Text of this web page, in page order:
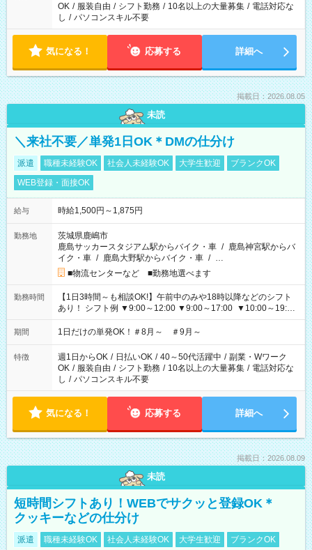
OK / 服装自由 / シフト勤務 / 10名以上の大量募集 / 電話対応な
し / パソコンスキル不要
気になる！ 応募する 詳細へ
掲載日：2026.08.05
未読
＼来社不要／単発1日OK＊DMの仕分け
派遣 職種未経験OK 社会人未経験OK 大学生歓迎
ブランクOK
WEB登録・面接OK
給与 時給1,500円～1,875円
勤務地
茨城県鹿嶋市
鹿島サッカースタジアム駅からバイク・車 / 鹿島神宮駅からバ
イク・車 / 鹿島大野駅からバイク・車 / …
■物流センターなど ■勤務地選べます
勤務時間
【1日3時間～も相談OK!】午前中のみや18時以降などのシフト
あり！ シフト例 ▼9:00～12:00 ▼9:00～17:00 ▼10:00～19:00
▼18:00～21:00
期間 1日だけの単発OK！＃8月～ ＃9月～
特徴 週1日からOK / 日払いOK / 40～50代活躍中 / 副業・Wワーク
OK / 服装自由 / シフト勤務 / 10名以上の大量募集 / 電話対応な
し / パソコンスキル不要
気になる！ 応募する 詳細へ
掲載日：2026.08.09
未読
短時間シフトあり！WEBでサクッと登録OK＊
クッキーなどの仕分け
派遣 職種未経験OK 社会人未経験OK 大学生歓迎 ブランクOK